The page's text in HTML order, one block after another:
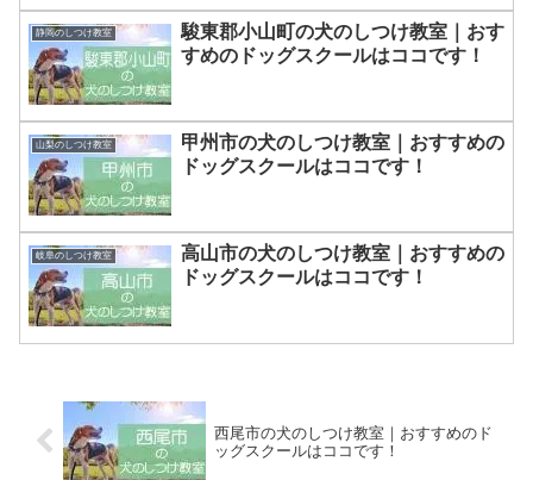
静岡のしつけ教室
駿東郡小山町の犬のしつけ教室｜おす
すめのドッグスクールはココです！
山梨のしつけ教室
甲州市の犬のしつけ教室｜おすすめの
ドッグスクールはココです！
岐阜のしつけ教室
高山市の犬のしつけ教室｜おすすめの
ドッグスクールはココです！
西尾市の犬のしつけ教室｜おすすめのド
ッグスクールはココです！